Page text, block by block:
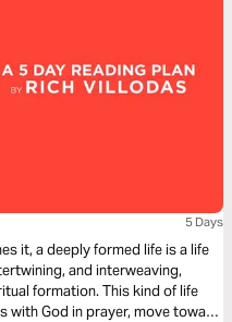
5 Days
it, a deeply formed life is a life
and interweaving,
formation. This kind of life
with God in prayer, move toward